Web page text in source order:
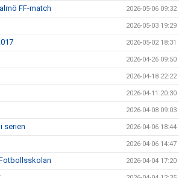
FF-match 2026-05-06 09:32
2026-05-03 19:29
2026-05-02 18:31
2026-04-26 09:50
2026-04-18 22:22
2026-04-11 20:30
2026-04-08 09:03
serien 2026-04-06 18:44
2026-04-06 14:47
2026-04-04 17:20